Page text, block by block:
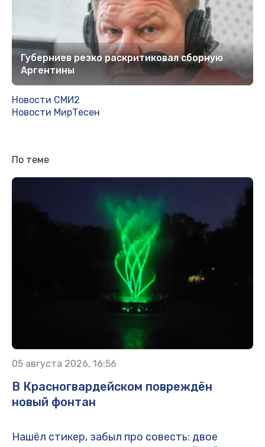
Губерниев резко раскритиковал сборную
Аргентины
Новости СМИ2
Новости МирТесен
По теме
05 августа 2026, 16:56
В Красногвардейском повреждён
новый фонтан
Нашёл стикер, забыл про совесть: двое